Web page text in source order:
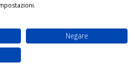
WordPress
Negare